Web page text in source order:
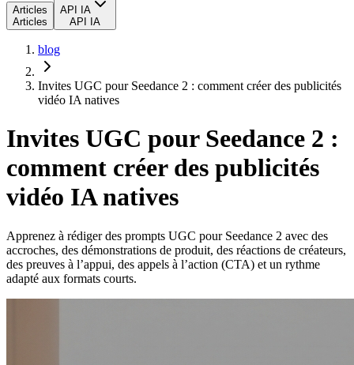
Articles
Articles
API IA
API IA
blog
Invites UGC pour Seedance 2 : comment créer des publicités
vidéo IA natives
Invites UGC pour Seedance 2 :
comment créer des publicités
vidéo IA natives
Apprenez à rédiger des prompts UGC pour Seedance 2 avec des
accroches, des démonstrations de produit, des réactions de créateurs,
des preuves à l’appui, des appels à l’action (CTA) et un rythme
adapté aux formats courts.